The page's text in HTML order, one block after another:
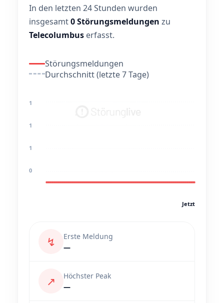
In den letzten 24 Stunden wurden
insgesamt0 Störungsmeldungen zu
Telecolumbus erfasst.
Störungsmeldungen
Durchschnitt (letzte 7 Tage)
1
1
1
0
Jetzt
↯
Erste Meldung
—
↗
Höchster Peak
—